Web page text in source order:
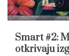
Smart #2:
otkrivaju